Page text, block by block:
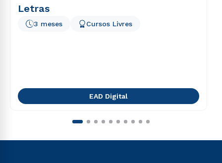
Letras
3 meses Cursos Livres
EAD Digital